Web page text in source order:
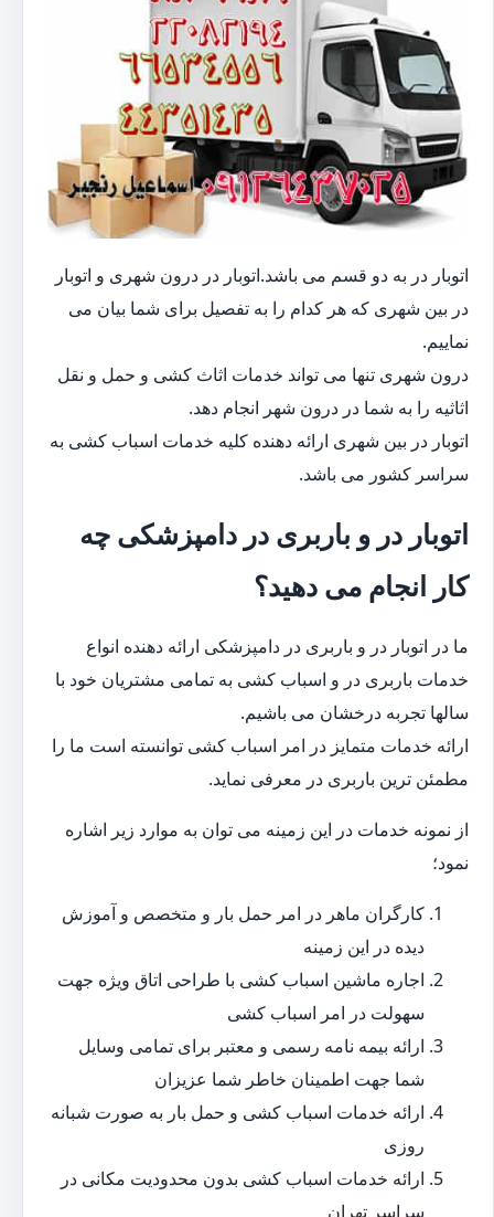
اتوبار در به دو قسم می باشد.اتوبار در درون شهری و اتوبار
در بین شهری که هر کدام را به تفصیل برای شما بیان می
نماییم.
درون شهری تنها می تواند خدمات اثاث کشی و حمل و نقل
اثاثیه را به شما در درون شهر انجام دهد.
اتوبار در بین شهری ارائه دهنده کلیه خدمات اسباب کشی به
سراسر کشور می باشد.
اتوبار در و باربری در دامپزشکی چه
کار انجام می دهید؟
ما در اتوبار در و باربری در دامپزشکی ارائه دهنده انواع
خدمات باربری در و اسباب کشی به تمامی مشتریان خود با
سالها تجربه درخشان می باشیم.
ارائه خدمات متمایز در امر اسباب کشی توانسته است ما را
مطمئن ترین باربری در معرفی نماید.
از نمونه خدمات در این زمینه می توان به موارد زیر اشاره
نمود؛
کارگران ماهر در امر حمل بار و متخصص و آموزش
دیده در این زمینه
اجاره ماشین اسباب کشی با طراحی اتاق ویژه جهت
سهولت در امر اسباب کشی
ارائه بیمه نامه رسمی و معتبر برای تمامی وسایل
شما جهت اطمینان خاطر شما عزیزان
ارائه خدمات اسباب کشی و حمل بار به صورت شبانه
روزی
ارائه خدمات اسباب کشی بدون محدودیت مکانی در
سراسر تهران